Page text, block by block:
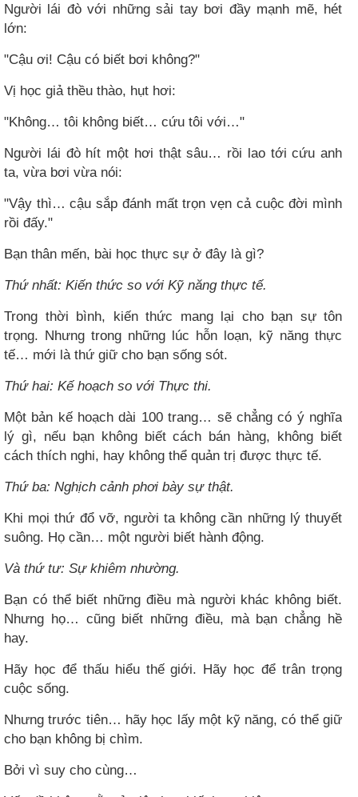
Người lái đò với những sải tay bơi đầy mạnh mẽ, hét
lớn:
"Cậu ơi! Cậu có biết bơi không?"
Vị học giả thều thào, hụt hơi:
"Không… tôi không biết… cứu tôi với…"
Người lái đò hít một hơi thật sâu… rồi lao tới cứu anh
ta, vừa bơi vừa nói:
"Vậy thì… cậu sắp đánh mất trọn vẹn cả cuộc đời mình
rồi đấy."
Bạn thân mến, bài học thực sự ở đây là gì?
Thứ nhất: Kiến thức so với Kỹ năng thực tế.
Trong thời bình, kiến thức mang lại cho bạn sự tôn
trọng. Nhưng trong những lúc hỗn loạn, kỹ năng thực
tế… mới là thứ giữ cho bạn sống sót.
Thứ hai: Kế hoạch so với Thực thi.
Một bản kế hoạch dài 100 trang… sẽ chẳng có ý nghĩa
lý gì, nếu bạn không biết cách bán hàng, không biết
cách thích nghi, hay không thể quản trị được thực tế.
Thứ ba: Nghịch cảnh phơi bày sự thật.
Khi mọi thứ đổ vỡ, người ta không cần những lý thuyết
suông. Họ cần… một người biết hành động.
Và thứ tư: Sự khiêm nhường.
Bạn có thể biết những điều mà người khác không biết.
Nhưng họ… cũng biết những điều, mà bạn chẳng hề
hay.
Hãy học để thấu hiểu thế giới. Hãy học để trân trọng
cuộc sống.
Nhưng trước tiên… hãy học lấy một kỹ năng, có thể giữ
cho bạn không bị chìm.
Bởi vì suy cho cùng…